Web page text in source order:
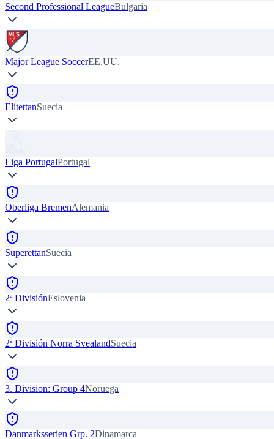
Second Professional LeagueBulgaria
Major League SoccerEE.UU.
ElitettanSuecia
Liga PortugalPortugal
Oberliga BremenAlemania
SuperettanSuecia
2ª DivisiónEslovenia
2ª División Norra SvealandSuecia
3. Division: Group 4Noruega
Danmarksserien Grp. 2Dinamarca